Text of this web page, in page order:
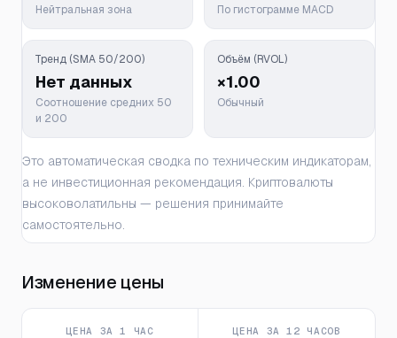
Нейтральная зона По гистограмме MACD
Тренд (SMA 50/200)
Нет данных
Соотношение средних 50
и 200
Объём (RVOL)
×1.00
Обычный
Это автоматическая сводка по техническим индикаторам,
а не инвестиционная рекомендация. Криптовалюты
высоковолатильны — решения принимайте
самостоятельно.
Изменение цены
ЦЕНА ЗА 1 ЧАС ЦЕНА ЗА 12 ЧАСОВ